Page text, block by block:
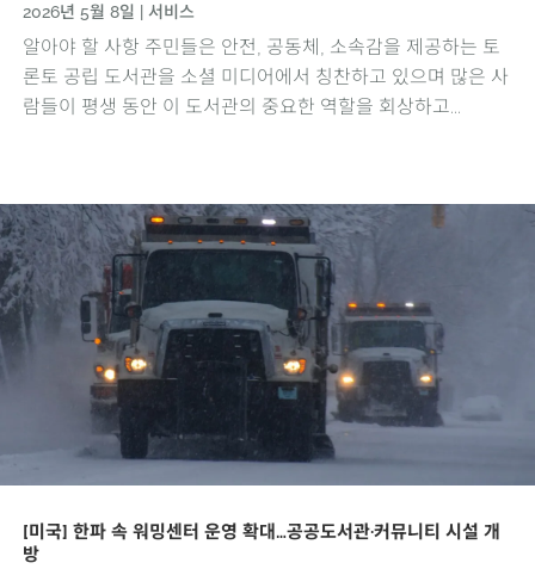
2026년 5월 8일 서비스
알아야 할 사항 주민들은 안전, 공동체, 소속감을 제공하는 토
론토 공립 도서관을 소셜 미디어에서 칭찬하고 있으며 많은 사
람들이 평생 동안 이 도서관의 중요한 역할을 회상하고...
[미국] 한파 속 워밍센터 운영 확대…공공도서관·커뮤니티 시설 개
방